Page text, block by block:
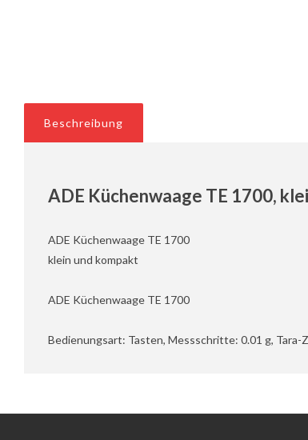
Beschreibung
ADE Küchenwaage TE 1700,
ADE Küchenwaage TE 1700
klein und kompakt
ADE Küchenwaage TE 1700
Bedienungsart: Tasten, Messschritte: 0.01 g,